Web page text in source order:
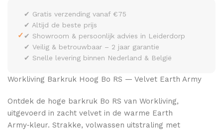
✓
✔ Gratis verzending vanaf €75
✔ Altijd de beste prijs
✔ Showroom & persoonlijk advies in Leiderdorp
✔ Veilig & betrouwbaar – 2 jaar garantie
✔ Snelle levering binnen Nederland & België
Workliving Barkruk Hoog Bo RS — Velvet Earth Army
Ontdek de hoge barkruk Bo RS van Workliving,
uitgevoerd in zacht velvet in de warme Earth
Army‑kleur. Strakke, volwassen uitstraling met